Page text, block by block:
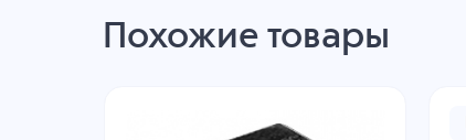
Похожие товары